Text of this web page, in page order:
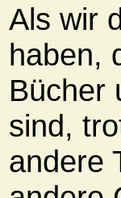
Als wir
haben,
Bücher
sind,
andere